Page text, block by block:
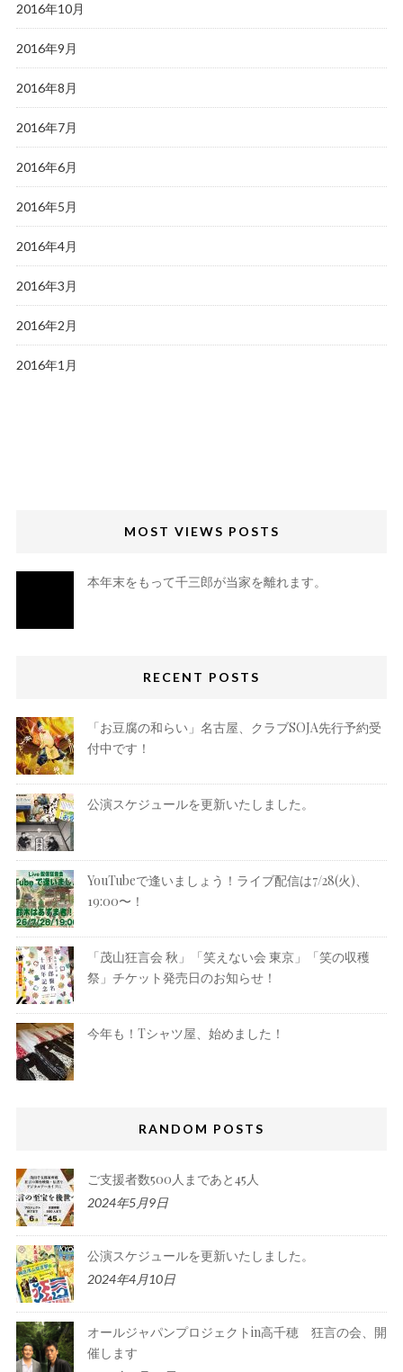
2016年10月
2016年9月
2016年8月
2016年7月
2016年6月
2016年5月
2016年4月
2016年3月
2016年2月
2016年1月
MOST VIEWS POSTS
本年末をもって千三郎が当家を離れます。
RECENT POSTS
「お豆腐の和らい」名古屋、クラブSOJA先行予約受
付中です！
公演スケジュールを更新いたしました。
YouTubeで逢いましょう！ライブ配信は7/28(火)、
19:00〜！
「茂山狂言会 秋」「笑えない会 東京」「笑の収穫
祭」チケット発売日のお知らせ！
今年も！Tシャツ屋、始めました！
RANDOM POSTS
ご支援者数500人まであと45人
2024年5月9日
公演スケジュールを更新いたしました。
2024年4月10日
オールジャパンプロジェクトin高千穂 狂言の会、開
催します